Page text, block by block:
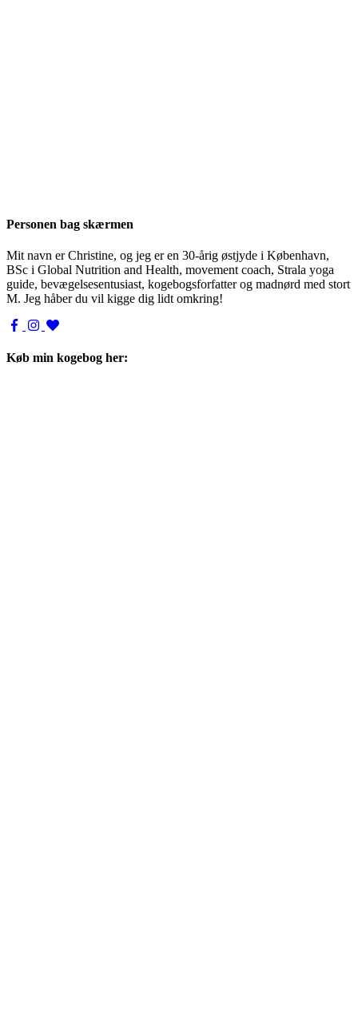
Personen bag skærmen
Mit navn er Christine, og jeg er en 30-årig østjyde i København,
BSc i Global Nutrition and Health, movement coach, Strala yoga
guide, bevægelsesentusiast, kogebogsforfatter og madnørd med stort
M. Jeg håber du vil kigge dig lidt omkring!
Køb min kogebog her: